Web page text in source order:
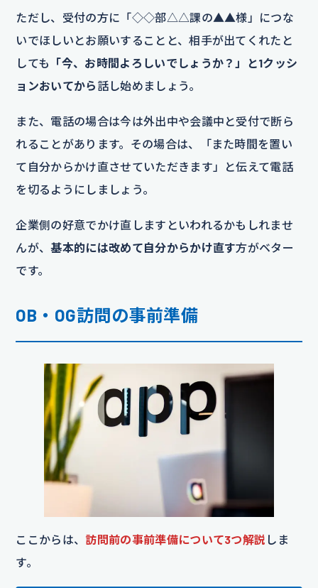
ただし、受付の方に「◇◇部△△課の▲▲様」につな
いでほしいとお願いすることと、相手が出てくれたと
しても
「今、お時間よろしいでしょうか？」と1クッシ
ョンおいてから 話し始めましょう。
また、電話の場合は今は外出中や会議中と受付で断ら
れることがあります。その場合は、「また時間を置い
て自分からかけ直させていただきます」と伝えて電話
を切るようにしましょう。
企業側の好意でかけ直しますといわれるかもしれませ
んが、基本的には改めて自分からかけ直す方がベター
です。
OB・OG訪問の事前準備
ここからは、 訪問前の事前準備について3つ解説 しま
す。